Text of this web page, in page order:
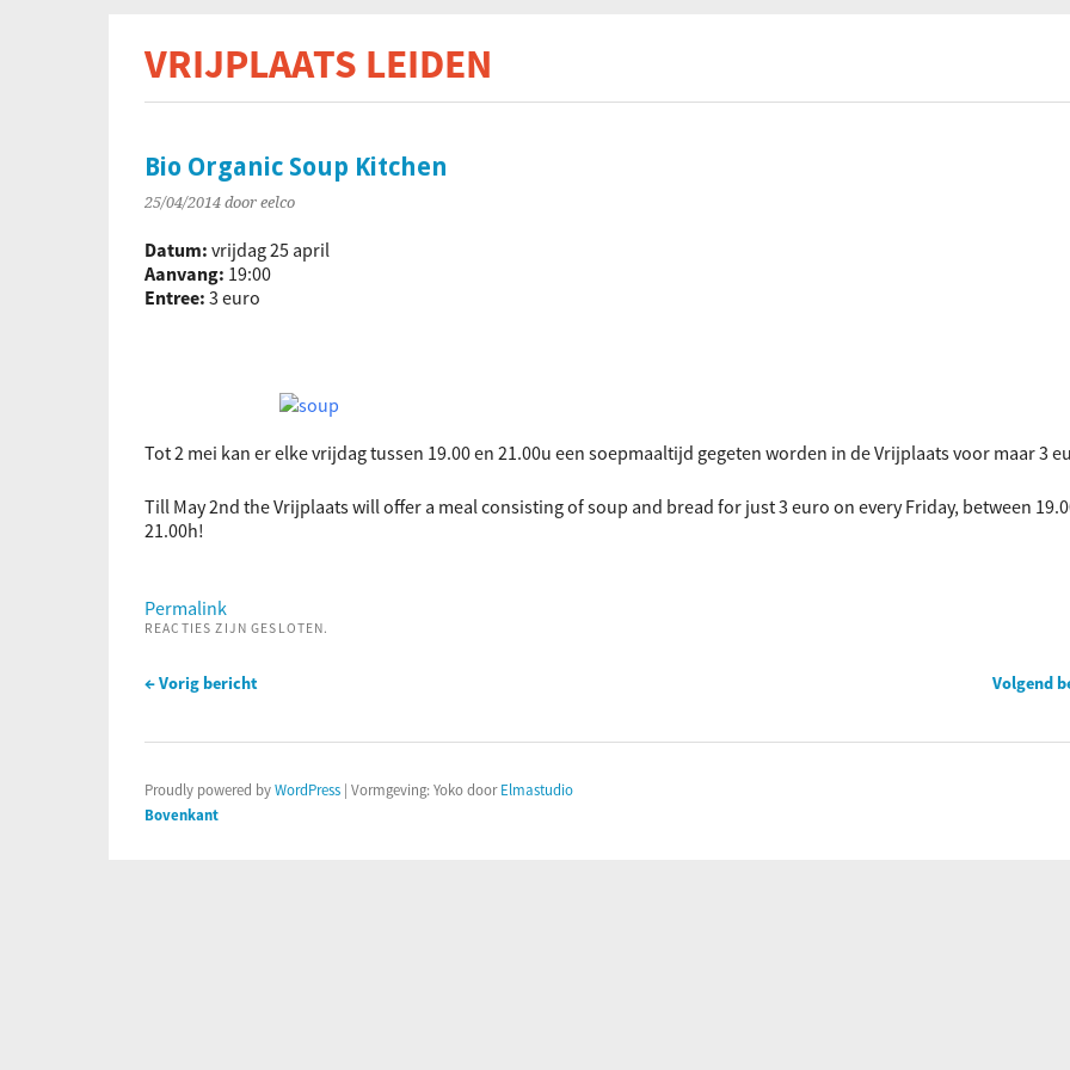
VRIJPLAATS LEIDEN
Bio Organic Soup Kitchen
25/04/2014 door eelco
Datum: vrijdag 25 april
Aanvang: 19:00
Entree: 3 euro
Tot 2 mei kan er elke vrijdag tussen 19.00 en 21.00u een soepmaaltijd gegeten worden in de Vrijplaats voor maar 3
Till May 2nd the Vrijplaats will offer a meal consisting of soup and bread for just 3 euro on every Friday, between
21.00h!
Permalink
REACTIES ZIJN GESLOTEN.
← Vorig bericht Volgend
Proudly powered byWordPress | Vormgeving: Yoko doorElmastudio
Bovenkant